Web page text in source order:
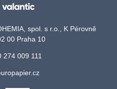
spol. s r.o., K Pérovně
00 Praha 10
274 009 111